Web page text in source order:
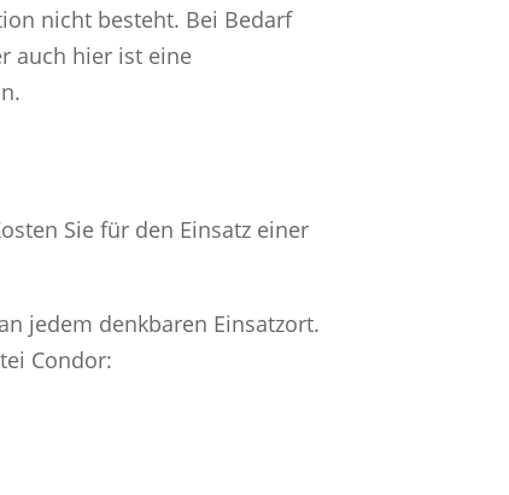
nicht besteht. Bei Bedarf
auch hier ist eine
Sie für den Einsatz einer
jedem denkbaren Einsatzort.
Condor: